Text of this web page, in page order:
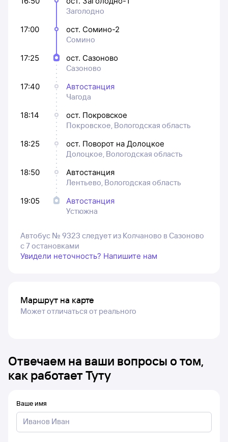
Заголодно
17:00
ост. Сомино-2
Сомино
17:25
ост. Сазоново
Сазоново
17:40
Автостанция
Чагода
18:14
ост. Покровское
Покровское, Вологодская область
18:25
ост. Поворот на Долоцкое
Долоцкое, Вологодская область
18:50
Автостанция
Лентьево, Вологодская область
19:05
Автостанция
Устюжна
Автобус № 9323 следует из Колчаново в Сазоново
с 7 остановками
Увидели неточность? Напишите нам
Маршрут на карте
Может отличаться от реального
Отвечаем на ваши вопросы о том,
как работает Туту
Ваше имя